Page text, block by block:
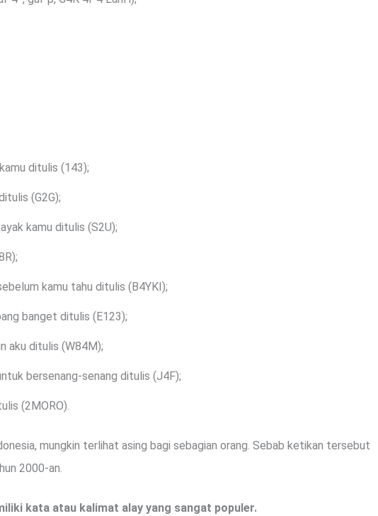
ditulis (143);
(G2G);
kamu ditulis (S2U);
kamu tahu ditulis (B4YKI);
banget ditulis (E123);
aku ditulis (W84M);
bersenang-senang ditulis (J4F);
(2MORO).
mungkin terlihat asing bagi sebagian orang. Sebab ketikan tersebut
2000-an.
kata atau kalimat alay yang sangat populer.